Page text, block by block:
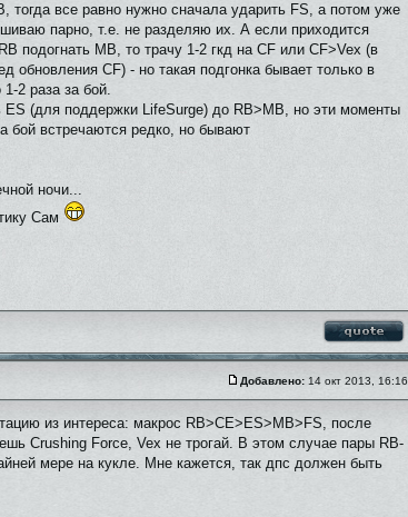
тогда все равно нужно сначала ударить FS, а потом уже
парно, т.е. не разделяю их. А если приходится
подогнать MB, то трачу 1-2 гкд на СF или CF>Vex (в
обновления CF) - но такая подгонка бывает только в
2 раза за бой.
(для поддержки LifeSurge) до RB>MB, но эти моменты
бой встречаются редко, но бывают
ночи...
Сам
Добавлено: 14 окт 2013, 16:16
из интереса: макрос RB>CE>ES>MB>FS, после
Crushing Force, Vex не трогай. В этом случае пары RB-
мере на кукле. Мне кажется, так дпс должен быть